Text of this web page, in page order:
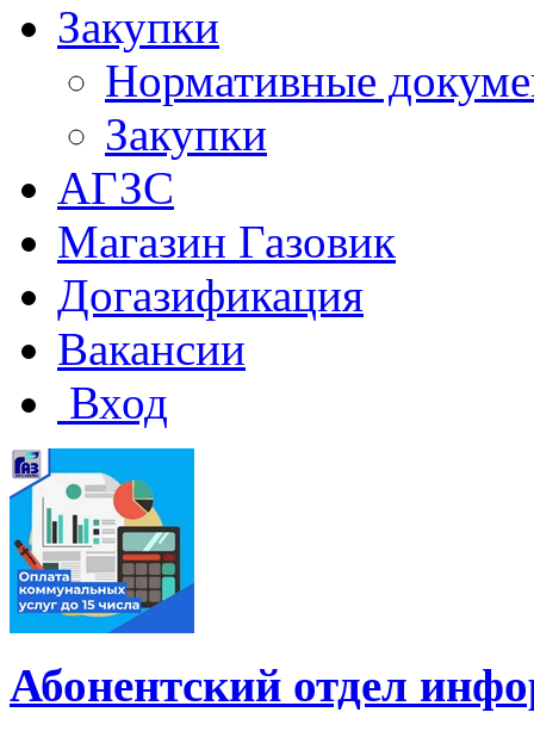
Закупки
Нормативные
Закупки
АГЗС
Магазин Газовик
Догазификация
Вакансии
Вход
Абонентский отдел